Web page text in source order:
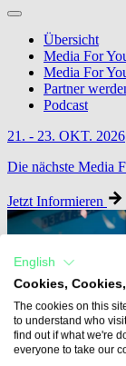
Übersicht
Media For
Media For
Partner
Podcast
21. - 23. OKT. 2026
Die nächste Media
Jetzt Informieren
English
Cookies,
The cookies on this
to understand who
find out if what we're
everyone to take our